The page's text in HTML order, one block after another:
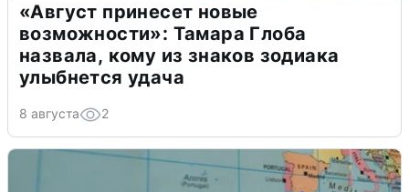
«Август принесет новые
возможности»: Тамара Глоба
назвала, кому из знаков зодиака
улыбнется удача
8 августа 2